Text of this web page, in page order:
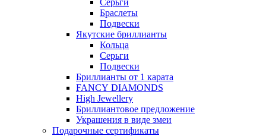
Серьги
Браслеты
Подвески
Якутские бриллианты
Кольца
Серьги
Подвески
Бриллианты от 1 карата
FANCY DIAMONDS
High Jewellery
Бриллиантовое предложение
Украшения в виде змеи
Подарочные сертификаты